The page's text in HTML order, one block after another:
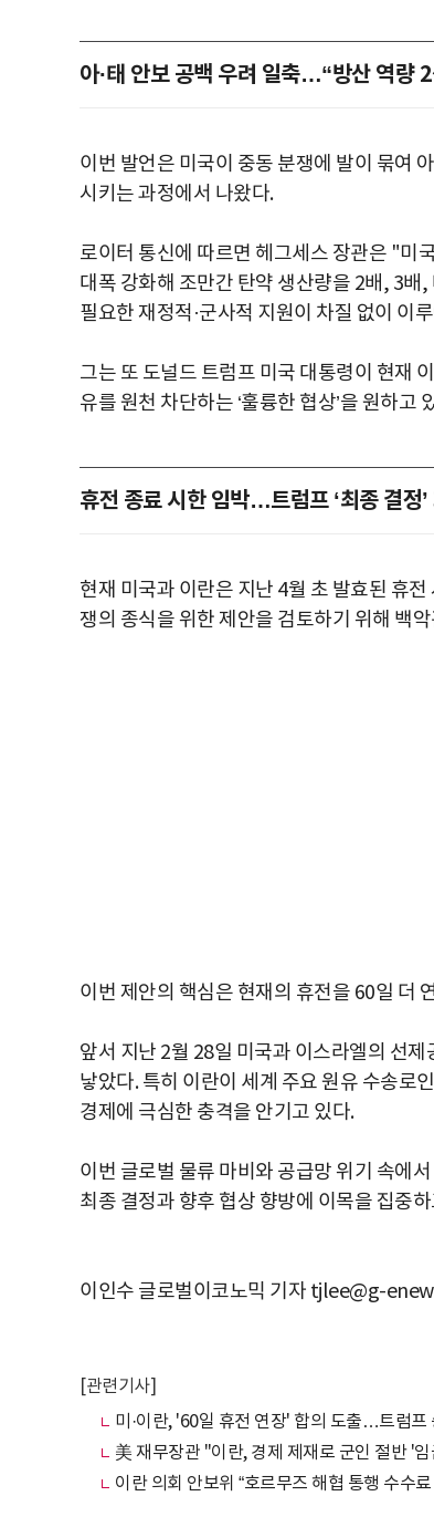
아·태 안보 공백 우려 일축…“방산 역량
이번 발언은 미국이 중동 분쟁에 발이 묶여
시키는 과정에서 나왔다.
로이터 통신에 따르면 헤그세스 장관은 "미
대폭 강화해 조만간 탄약 생산량을 2배, 3배
필요한 재정적·군사적 지원이 차질 없이 이
그는 또 도널드 트럼프 미국 대통령이 현재
유를 원천 차단하는 ‘훌륭한 협상’을 원하고
휴전 종료 시한 임박…트럼프 ‘최종 결정’
현재 미국과 이란은 지난 4월 초 발효된 휴
쟁의 종식을 위한 제안을 검토하기 위해 백
이번 제안의 핵심은 현재의 휴전을 60일 더
앞서 지난 2월 28일 미국과 이스라엘의 선
낳았다. 특히 이란이 세계 주요 원유 수송로
경제에 극심한 충격을 안기고 있다.
이번 글로벌 물류 마비와 공급망 위기 속에
최종 결정과 향후 협상 향방에 이목을 집중
이인수 글로벌이코노믹 기자 tjlee@g-
[관련기사]
미·이란, '60일 휴전 연장' 합의 도출…트럼프
美 재무장관 "이란, 경제 제재로 군인 절반 '
이란 의회 안보위 “호르무즈 해협 통행 수수료